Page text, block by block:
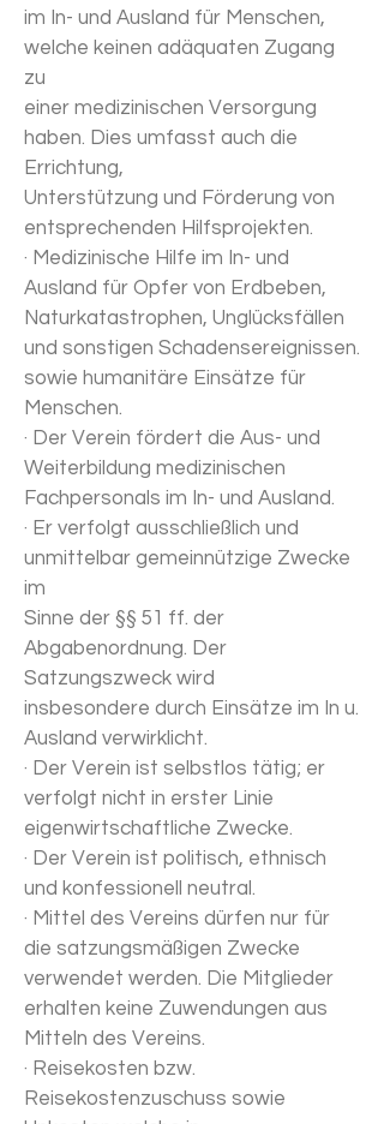
im In- und Ausland für Menschen,
welche keinen adäquaten Zugang
zu
einer medizinischen Versorgung
haben. Dies umfasst auch die
Errichtung,
Unterstützung und Förderung von
entsprechenden Hilfsprojekten.
· Medizinische Hilfe im In- und
Ausland für Opfer von Erdbeben,
Naturkatastrophen, Unglücksfällen
und sonstigen Schadensereignissen.
sowie humanitäre Einsätze für
Menschen.
· Der Verein fördert die Aus- und
Weiterbildung medizinischen
Fachpersonals im In- und Ausland.
· Er verfolgt ausschließlich und
unmittelbar gemeinnützige Zwecke
im
Sinne der §§ 51 ff. der
Abgabenordnung. Der
Satzungszweck wird
insbesondere durch Einsätze im In u.
Ausland verwirklicht.
· Der Verein ist selbstlos tätig; er
verfolgt nicht in erster Linie
eigenwirtschaftliche Zwecke.
· Der Verein ist politisch, ethnisch
und konfessionell neutral.
· Mittel des Vereins dürfen nur für
die satzungsmäßigen Zwecke
verwendet werden. Die Mitglieder
erhalten keine Zuwendungen aus
Mitteln des Vereins.
· Reisekosten bzw.
Reisekostenzuschuss sowie